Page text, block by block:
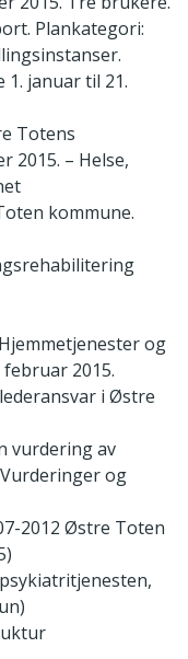
Plankategori:
1. januar til 21.
Totens
2015. – Helse,
kommune.
og
2015.
i Østre
vurdering av
og
2012 Østre Toten